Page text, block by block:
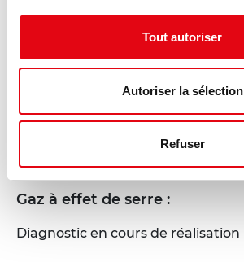
Tout autoriser
Autoriser la sélection
Refuser
Diagnostic en cours de réalisation
Gaz à effet de serre :
Diagnostic en cours de réalisation